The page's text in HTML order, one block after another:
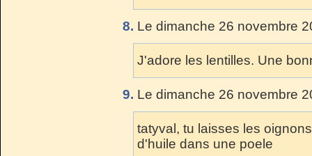
8. Le dimanche 26 novembre
J'adore les lentilles. Une
9. Le dimanche 26 novembre
tatyval, tu laisses les
d'huile dans une poele